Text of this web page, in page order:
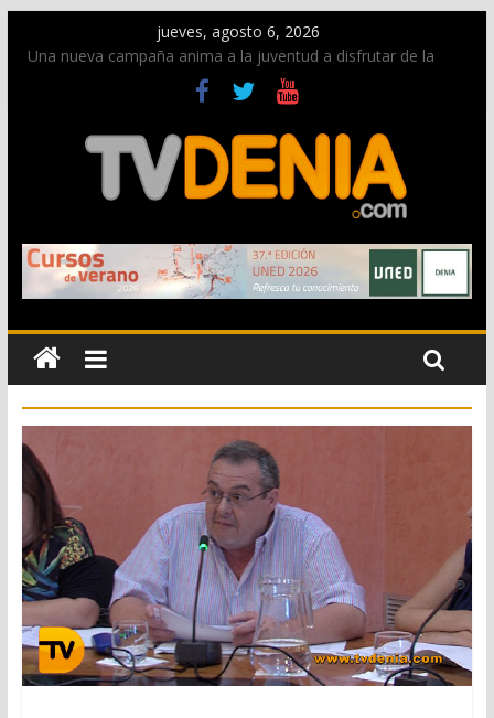
jueves, agosto 6, 2026
Una nueva campaña anima a la juventud a disfrutar de la
Paco Adsuar dona al Arxiu de Dénia más de 50.000 imágenes
de la memoria visual de la ciudad
La Entraeta Festera llena de ambiente la calle Marqués de
Campo con la recepción a la Capitanía Cristiana
El XII Festival de Jazz de Dénia reunirá durante agosto a
figuras nacionales e internacionales en los Jardins de
Torrecremada
Los Moros y Cristianos 2026 reciben las llaves de la ciudad y
dan inicio a las fiestas en Dénia